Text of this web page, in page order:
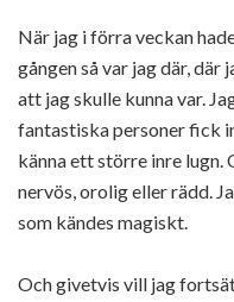
När jag i förra veckan
gången så var jag där,
att jag skulle kunna var.
fantastiska personer fick
känna ett större inre lugn.
nervös, orolig eller rädd.
som kändes magiskt.
Och givetvis vill jag